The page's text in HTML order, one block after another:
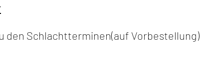
den Schlachtterminen(auf Vorbestellung)